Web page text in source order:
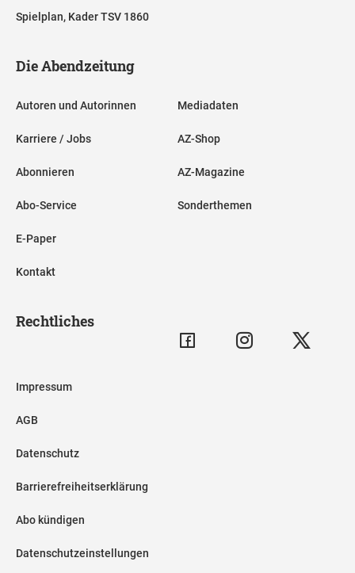
Spielplan, Kader TSV 1860
Die Abendzeitung
Autoren und Autorinnen
Karriere / Jobs
Abonnieren
Abo-Service
E-Paper
Kontakt
Mediadaten
AZ-Shop
AZ-Magazine
Sonderthemen
Rechtliches
Impressum
AGB
Datenschutz
Barrierefreiheitserklärung
Abo kündigen
Datenschutzeinstellungen